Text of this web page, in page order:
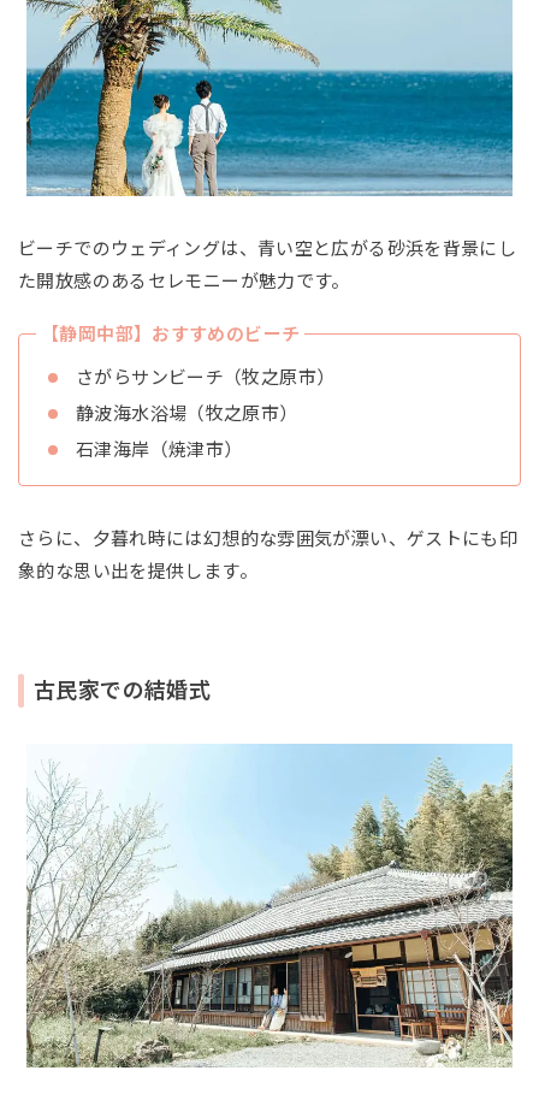
ビーチでのウェディングは、青い空と広がる砂浜を背景にし
た開放感のあるセレモニーが魅力です。
【静岡中部】おすすめのビーチ
さがらサンビーチ（牧之原市）
静波海水浴場（牧之原市）
石津海岸（焼津市）
さらに、夕暮れ時には幻想的な雰囲気が漂い、ゲストにも印
象的な思い出を提供します。
古民家での結婚式